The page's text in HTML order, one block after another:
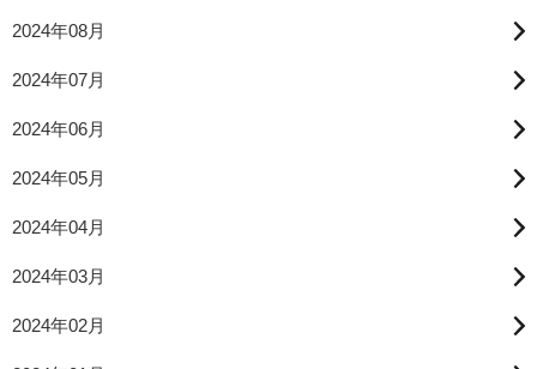
2024年08月
2024年07月
2024年06月
2024年05月
2024年04月
2024年03月
2024年02月